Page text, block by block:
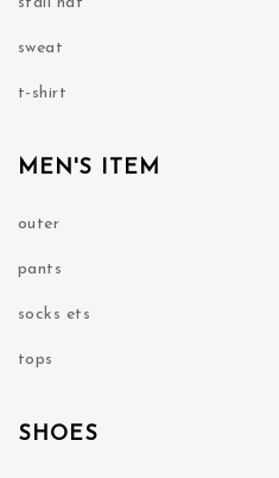
sweat
t-shirt
MEN'S ITEM
outer
pants
socks ets
tops
SHOES